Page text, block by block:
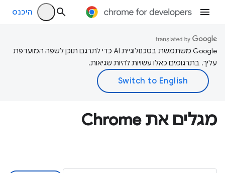
היכנס
‫Google משתמשת בטכנולוגיית AI כדי לתרגם תוכן לשפה המועדפת
עליך. בתרגומים כאלו עשויות להיות שגיאות.
מגלים את Chrome